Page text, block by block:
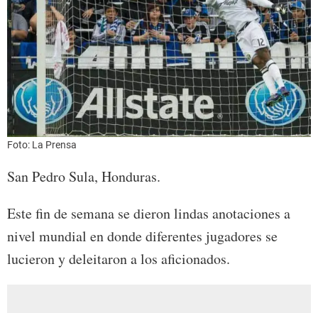
Foto: La Prensa
San Pedro Sula, Honduras.
Este fin de semana se dieron lindas anotaciones a
nivel mundial en donde diferentes jugadores se
lucieron y deleitaron a los aficionados.